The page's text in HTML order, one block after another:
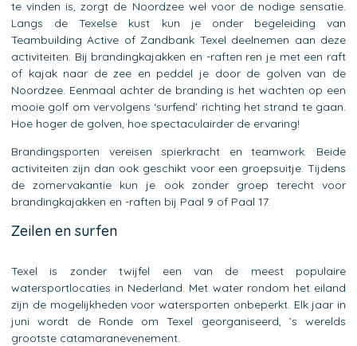
te vinden is, zorgt de Noordzee wel voor de nodige sensatie.
Langs de Texelse kust kun je onder begeleiding van
Teambuilding Active of Zandbank Texel deelnemen aan deze
activiteiten. Bij brandingkajakken en -raften ren je met een raft
of kajak naar de zee en peddel je door de golven van de
Noordzee. Eenmaal achter de branding is het wachten op een
mooie golf om vervolgens ‘surfend’ richting het strand te gaan.
Hoe hoger de golven, hoe spectaculairder de ervaring!
Brandingsporten vereisen spierkracht en teamwork. Beide
activiteiten zijn dan ook geschikt voor een groepsuitje. Tijdens
de zomervakantie kun je ook zonder groep terecht voor
brandingkajakken en -raften bij Paal 9 of Paal 17.
Zeilen en surfen
Texel is zonder twijfel een van de meest populaire
watersportlocaties in Nederland. Met water rondom het eiland
zijn de mogelijkheden voor watersporten onbeperkt. Elk jaar in
juni wordt de Ronde om Texel georganiseerd, ’s werelds
grootste catamaranevenement.